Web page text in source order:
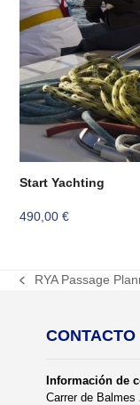
Start Yachting
490,00€
previous
RYA Passage
CONTACTO
Información de
Carrer de Balmes